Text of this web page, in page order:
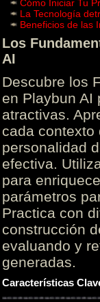
Cómo Iniciar Tu
La Tecnología
Beneficios de las
Los
AI
Descubre los
en Playbun AI
atractivas.
cada contexto
personalidad
efectiva.
para
parámetros
Practica con
construcción
evaluando y
generadas.
Características